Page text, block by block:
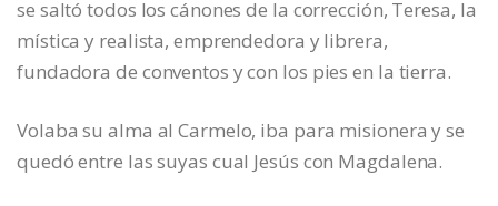
se saltó todos los cánones de la corrección, Teresa, la
mística y realista, emprendedora y librera,
fundadora de conventos y con los pies en la tierra.
Volaba su alma al Carmelo, iba para misionera y se
quedó entre las suyas cual Jesús con Magdalena.